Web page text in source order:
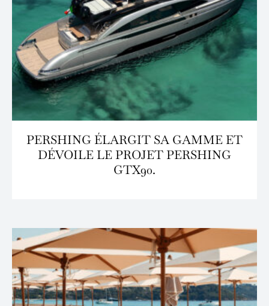
PERSHING ÉLARGIT SA GAMME ET
DÉVOILE LE PROJET PERSHING
GTX90.